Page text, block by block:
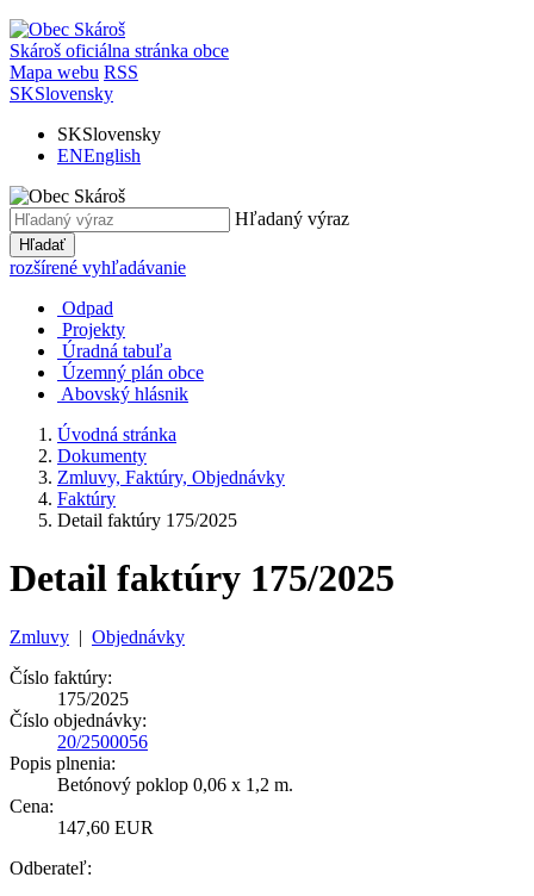
Skároš oficiálna stránka obce
Mapa webu RSS
SKSlovensky
SKSlovensky
ENEnglish
Hľadaný výraz
Hľadať
rozšírené vyhľadávanie
Odpad
Projekty
Úradná tabuľa
Územný plán obce
Abovský hlásnik
Úvodná stránka
Dokumenty
Zmluvy, Faktúry, Objednávky
Faktúry
Detail faktúry 175/2025
Detail faktúry 175/2025
Zmluvy | Objednávky
Číslo faktúry:
175/2025
Číslo objednávky:
20/2500056
Popis plnenia:
Betónový poklop 0,06 x 1,2 m.
Cena:
147,60 EUR
Odberateľ: